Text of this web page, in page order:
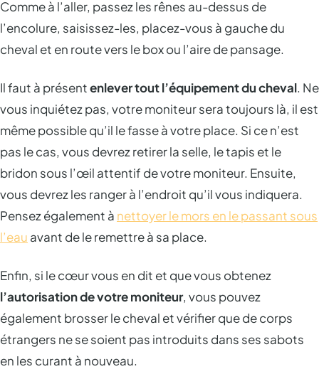
Comme à l’aller, passez les rênes au-dessus de
l’encolure, saisissez-les, placez-vous à gauche du
cheval et en route vers le box ou l’aire de pansage.
Il faut à présentenlever tout l’équipement du cheval. Ne
vous inquiétez pas, votre moniteur sera toujours là, il est
même possible qu’il le fasse à votre place. Si ce n’est
pas le cas, vous devrez retirer la selle, le tapis et le
bridon sous l’œil attentif de votre moniteur. Ensuite,
vous devrez les ranger à l’endroit qu’il vous indiquera.
Pensez également à nettoyer le mors en le passant sous
l’eau avant de le remettre à sa place.
Enfin, si le cœur vous en dit et que vous obtenez
l’autorisation de votre moniteur, vous pouvez
également brosser le cheval et vérifier que de corps
étrangers ne se soient pas introduits dans ses sabots
en les curant à nouveau.